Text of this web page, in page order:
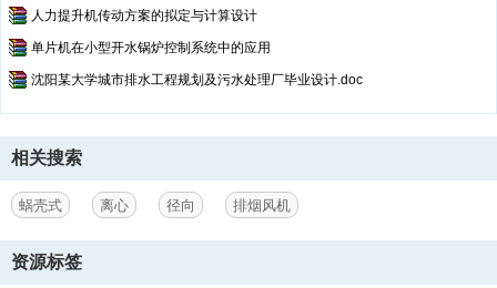
人力提升机传动方案的拟定与计算设计
单片机在小型开水锅炉控制系统中的应用
沈阳某大学城市排水工程规划及污水处理厂毕业设计.doc
相关搜索
蜗壳式 离心 径向 排烟风机
资源标签